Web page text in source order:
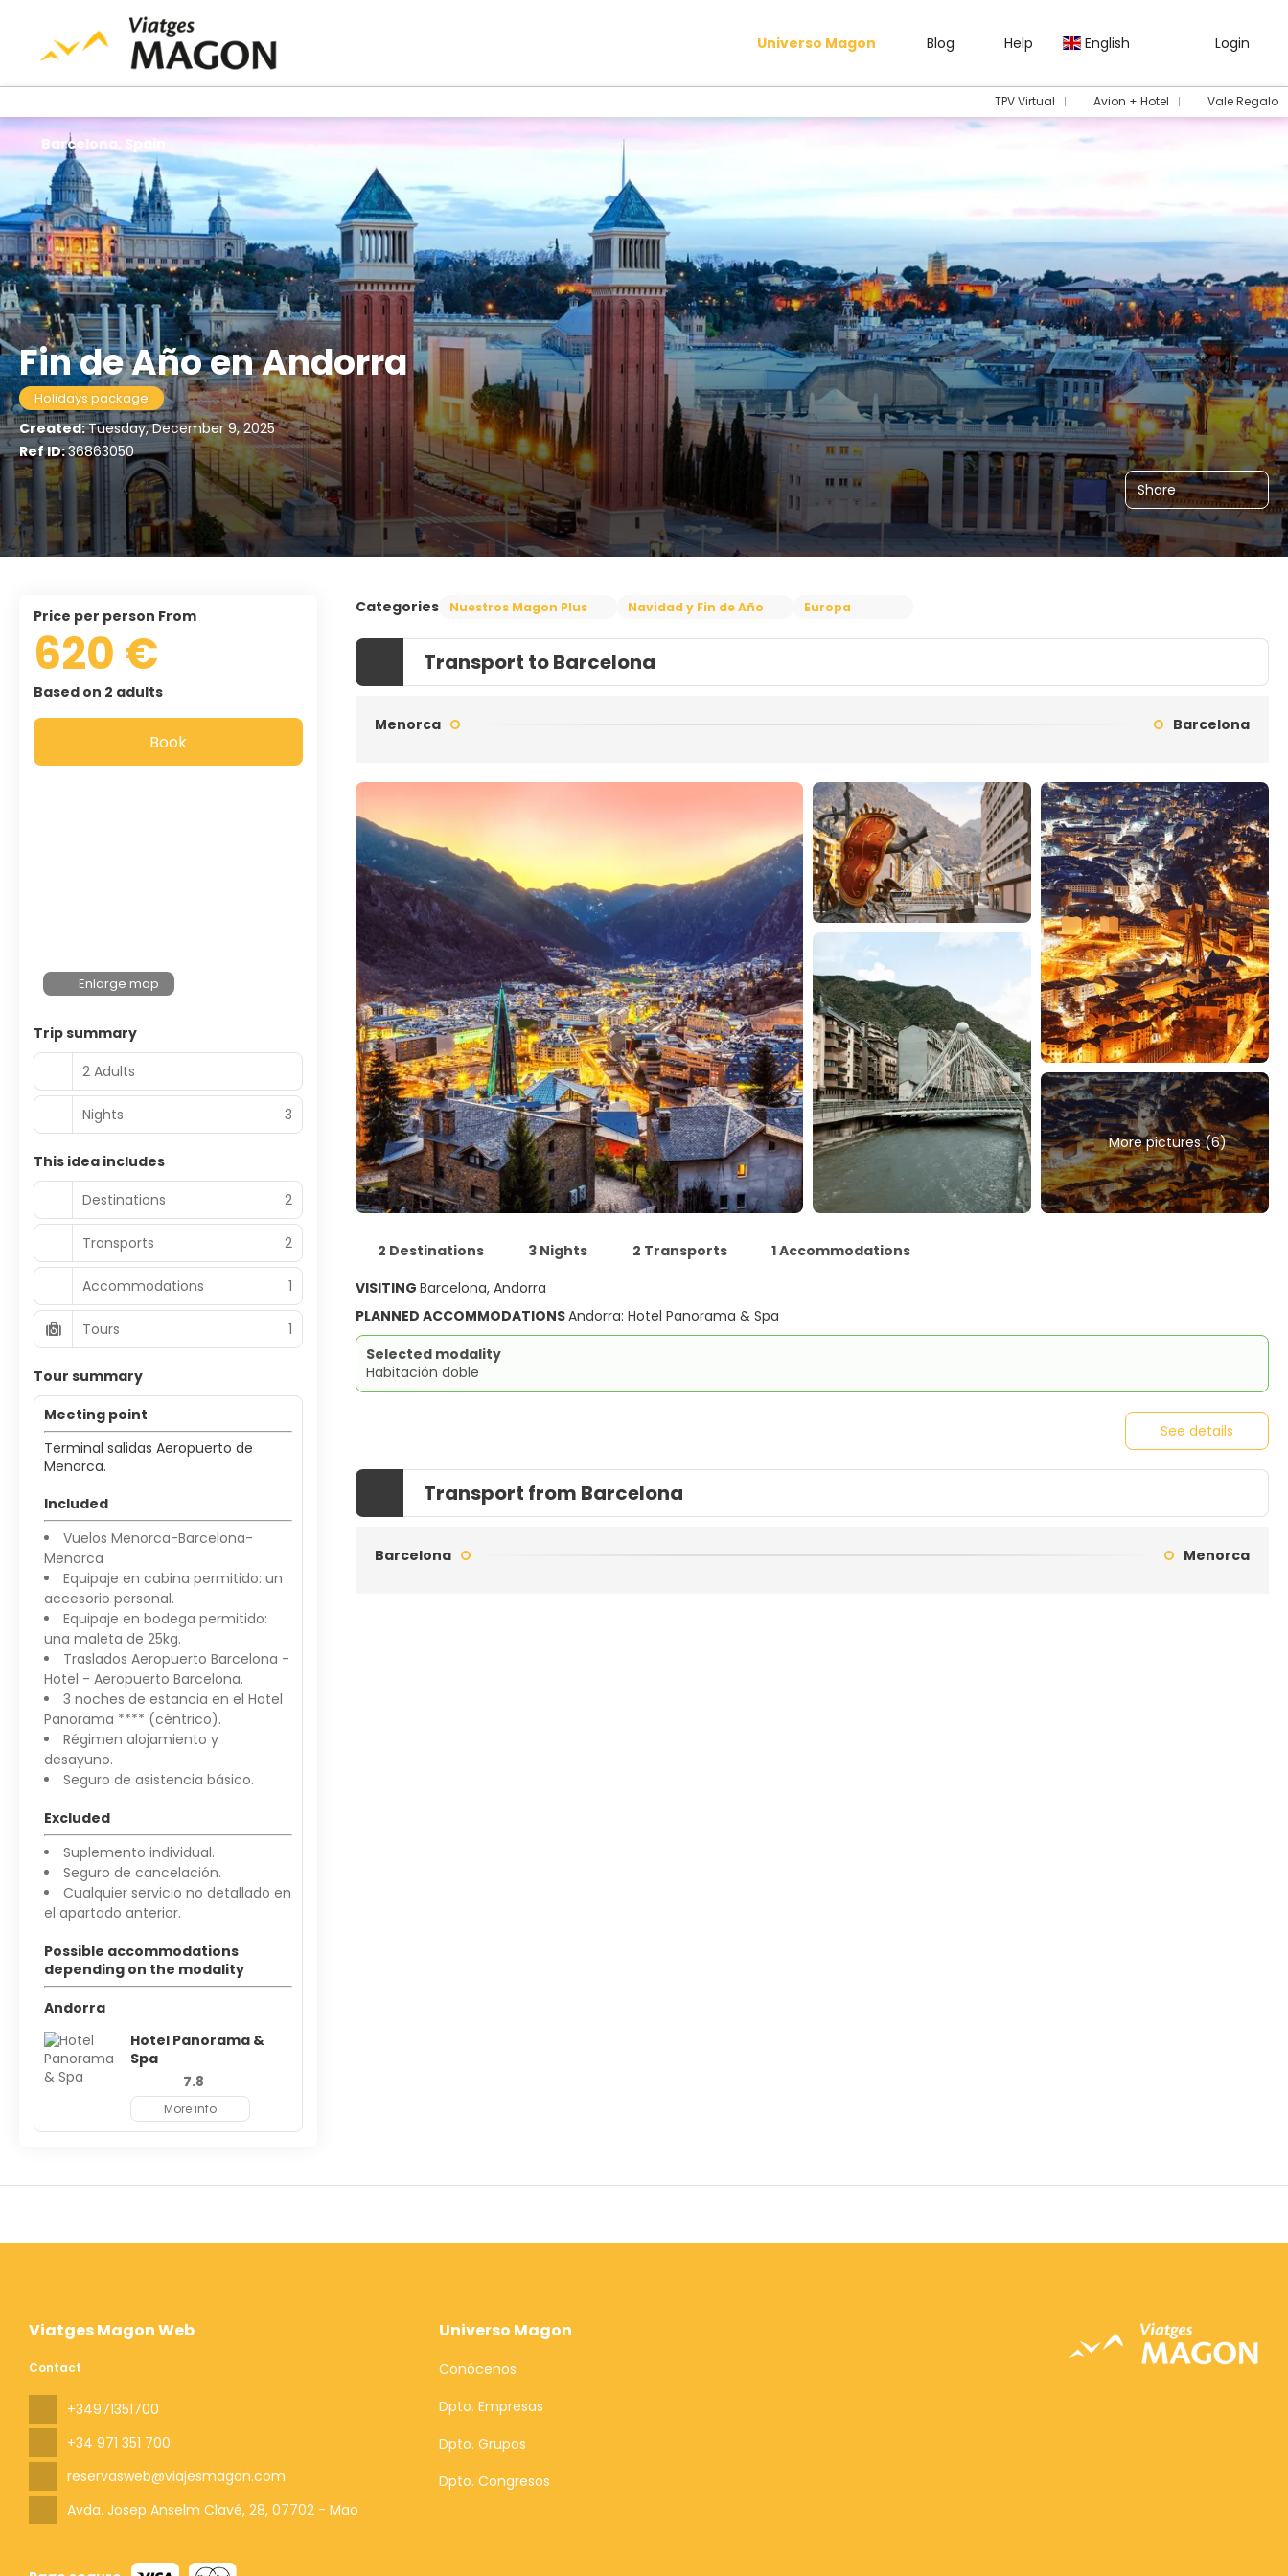
Universo Magon Blog Help English Login
TPV Virtual Avion + Hotel Vale Regalo
Fin de Año en Andorra
Holidays package
Created:Tuesday, December 9, 2025
Ref ID:36863050
Share
Barcelona, Spain
Categories Nuestros Magon Plus Navidad y Fin de Año Europa
Transport to Barcelona
Menorca Barcelona
More pictures (6)
2 Destinations 3 Nights 2 Transports
1 Accommodations
VISITING Barcelona, Andorra
PLANNED ACCOMMODATIONSAndorra: Hotel Panorama & Spa
Selected modality
Habitación doble
See details
Transport from Barcelona
Barcelona Menorca
price per person From
620 €
Based on 2 adults
Book
Enlarge map
Trip summary
2 Adults
Nights 3
This idea includes
Destinations
2
Transports 2
Accommodations 1
Tours 1
Tour summary
Meeting point
Terminal salidas Aeropuerto de
Menorca.
Included
Vuelos Menorca-Barcelona-
Menorca
Equipaje en cabina permitido: un
accesorio personal.
Equipaje en bodega permitido:
una maleta de 25kg.
Traslados Aeropuerto Barcelona -
Hotel - Aeropuerto Barcelona.
3 noches de estancia en el Hotel
Panorama **** (céntrico).
Régimen alojamiento y
desayuno.
Seguro de asistencia básico.
Excluded
Suplemento individual.
Seguro de cancelación.
Cualquier servicio no detallado en
el apartado anterior.
Possible accommodations
depending on the modality
Andorra
Hotel Panorama &
Spa
7.8
More info
Viatges Magon Web
Contact
+34971351700
+34 971 351 700
reservasweb@viajesmagon.com
Avda. Josep Anselm Clavé, 28, 07702 - Mao
Universo Magon
Conócenos
Dpto. Empresas
Dpto. Grupos
Dpto. Congresos